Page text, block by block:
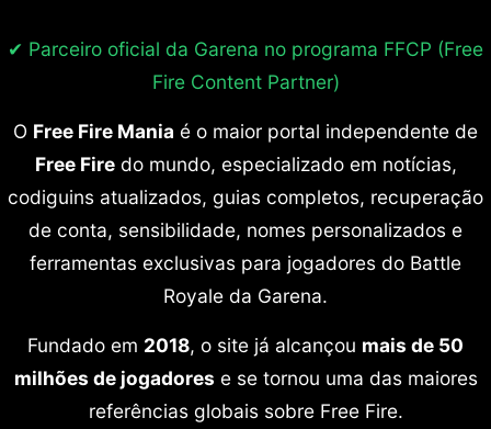
✔ Parceiro oficial da Garena no programa FFCP (Free
Fire Content Partner)
O Free Fire Mania é o maior portal independente de
Free Firedo mundo, especializado em notícias,
codiguins atualizados, guias completos, recuperação
de conta, sensibilidade, nomes personalizados e
ferramentas exclusivas para jogadores do Battle
Royale da Garena.
Fundado em 2018, o site já alcançou mais de 50
milhões de jogadores e se tornou uma das maiores
referências globais sobre Free Fire.